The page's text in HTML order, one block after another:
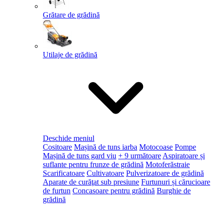
Grătare de grădină
Utilaje de grădină
Deschide meniul
Cositoare Mașină de tuns iarba Motocoase Pompe
Mașină de tuns gard viu + 9 următoare Aspiratoare și
suflante pentru frunze de grădină Motoferăstraie
Scarificatoare Cultivatoare Pulverizatoare de grădină
Aparate de curăţat sub presiune Furtunuri și cărucioare
de furtun Concasoare pentru grădină Burghie de
grădină